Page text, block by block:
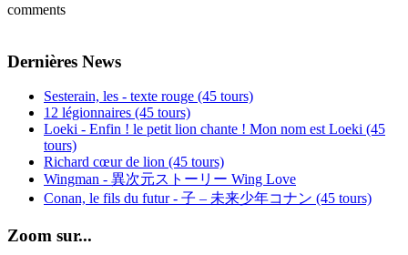
comments
Dernières News
Sesterain, les - texte rouge (45 tours)
12 légionnaires (45 tours)
Loeki - Enfin ! le petit lion chante ! Mon nom est Loeki (45
tours)
Richard cœur de lion (45 tours)
Wingman - 異次元ストーリー Wing Love
Conan, le fils du futur - 子 – 未来少年コナン (45 tours)
Zoom sur...